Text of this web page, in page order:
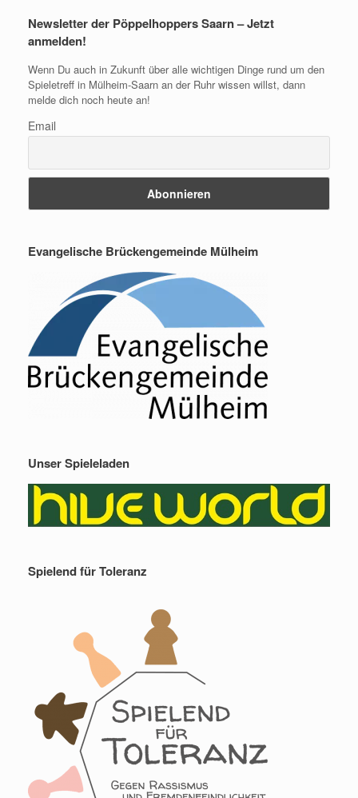
Newsletter der Pöppelhoppers Saarn – Jetzt
anmelden!
Wenn Du auch in Zukunft über alle wichtigen Dinge rund um den
Spieletreff in Mülheim-Saarn an der Ruhr wissen willst, dann
melde dich noch heute an!
Email
Evangelische Brückengemeinde Mülheim
Unser Spieleladen
Spielend für Toleranz